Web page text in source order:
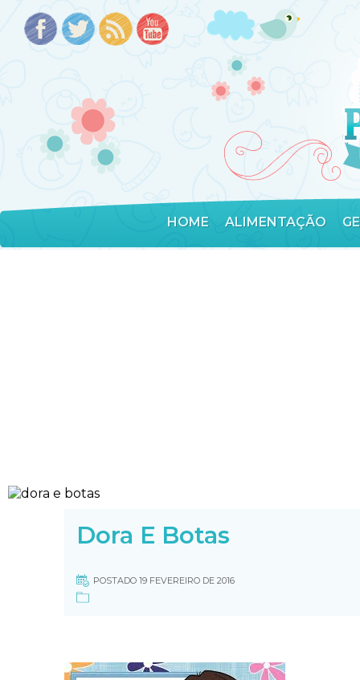
HOME ALIMENTAÇÃO
Dora E Botas
POSTADO 19 FEVEREIRO DE 2016